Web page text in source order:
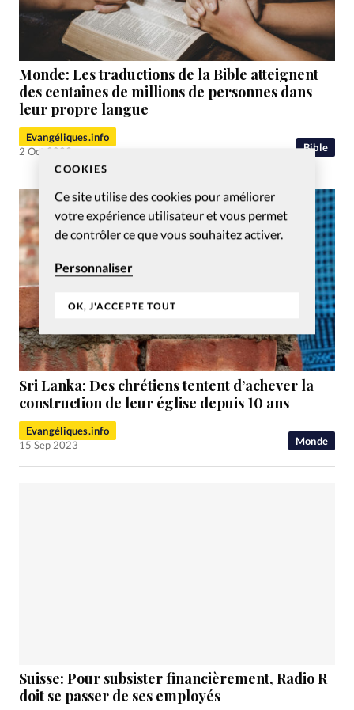
COOKIES
Ce site utilise des cookies pour améliorer
votre expérience utilisateur et vous permet
de contrôler ce que vous souhaitez activer.
Personnaliser
OK, J'ACCEPTE TOUT
Bible
Monde: Les traductions de la Bible atteignent
des centaines de millions de personnes dans
leur propre langue
Evangéliques.info
2 Oct 2023
Monde
Sri Lanka: Des chrétiens tentent d’achever la
construction de leur église depuis 10 ans
Evangéliques.info
15 Sep 2023
Suisse: Pour subsister financièrement, Radio R
doit se passer de ses employés